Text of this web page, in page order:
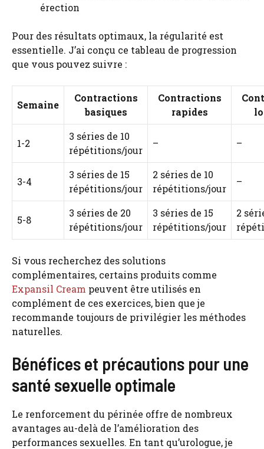
érection
Pour des résultats optimaux, la régularité est
essentielle. J’ai conçu ce tableau de progression
que vous pouvez suivre :
Semaine
Contractions
basiques
Contractions
rapides
1-2
3 séries de 10
répétitions/jour
– –
3-4
3 séries de 15
répétitions/jour
2 séries de 10
répétitions/jour
–
5-8
3 séries de 20
répétitions/jour
3 séries de 15
répétitions/jour
2
Si vous recherchez des solutions
complémentaires, certains produits comme
Expansil Cream peuvent être utilisés en
complément de ces exercices, bien que je
recommande toujours de privilégier les méthodes
naturelles.
Bénéfices et précautions pour une
santé sexuelle optimale
Le renforcement du périnée offre de nombreux
avantages au-delà de l’amélioration des
performances sexuelles. En tant qu’urologue, je